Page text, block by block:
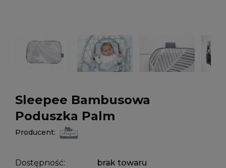
Sleepee Bambusowa
Poduszka Palm
Producent:
Dostępność: brak towaru